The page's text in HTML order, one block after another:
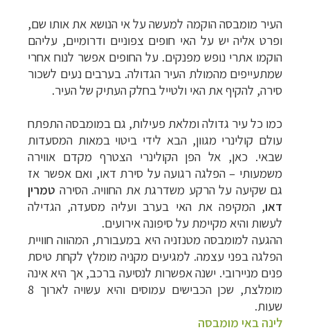
העיר מומבסה הוקמה למעשה על אי הנושא את אותו שם,
ופרט אליה יש על האי חופים צפוניים ודרומיים, עליהם
הוקמו אתרי נופש מפנקים. על החופים אפשר לנוח אחרי
שמתעייפים מהמולת העיר הגדולה. בערבים נעים לשכור
סירה, להקיף את האי ולטייל בחלק העתיק של העיר.
כמו כל עיר גדולה ומלאת פעילות, גם במומבסה התפתח
עולם קולינרי מגוון, הבא לידי ביטוי במאות המסעדות
שבאי. כאן, אל הפן הקולינרי הצטרף מקדם אווירה
משמעותי – הפלגה רגועה על סירת דאו, ואם אפשר אז
גם שקיעה על הרקע משדרגת את החוויה. הסירה טמרין
דאו, המקיפה את האי בערב ועליה מסעדה, הגדילה
לעשות והיא מקיימת על סיפונה אירועים.
ההגעה למומבסה מטנזניה היא במעבורת, המהווה חוויית
הפלגה בפני עצמה. למגיעים מקניה מומלץ לקחת טיסת
פנים מניירובי. ישנה אפשרות לנסיעה ברכב, אך היא אינה
מומלצת, שכן הכבישים עמוסים והיא עשויה לארוך 8
שעות.
לינה באי מומבסה
קרוזים והפלגות נופשלחצו לרשימת היעדים »
תכנון טיולים למדינות אירופהלחצו לרשימת היעדים
»
תכנוןטיולים לאמריקה הצפונית לחצו לרשימת
היעדים »